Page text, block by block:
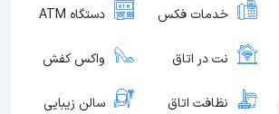
خدمات فکس دستگاه ATM
نت در اتاق واکس کفش
نظافت اتاق سالن زیبایی